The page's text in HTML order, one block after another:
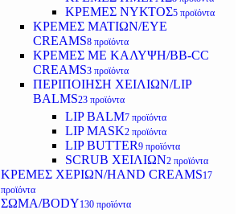
ΚΡΕΜΕΣ ΝΥΚΤΟΣ5 προϊόντα
ΚΡΕΜΕΣ ΜΑΤΙΩΝ/EYE
CREAMS8 προϊόντα
ΚΡΕΜΕΣ ΜΕ ΚΑΛΥΨΗ/BB-CC
CREAMS3 προϊόντα
ΠΕΡΙΠΟΙΗΣΗ ΧΕΙΛΙΩΝ/LIP
BALMS23 προϊόντα
LIP BALM7 προϊόντα
LIP MASK2 προϊόντα
LIP BUTTER9 προϊόντα
SCRUB ΧΕΙΛΙΩΝ2 προϊόντα
ΚΡΕΜΕΣ ΧΕΡΙΩΝ/HAND CREAMS17
προϊόντα
ΣΩΜΑ/BODY130 προϊόντα